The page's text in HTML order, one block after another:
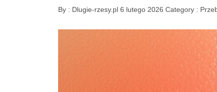
By : Dlugie-rzesy.pl 6 lutego 2026 Category :